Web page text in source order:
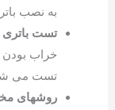
به نصب
تست باتری
خراب بودن
تست می شود که
روشهای